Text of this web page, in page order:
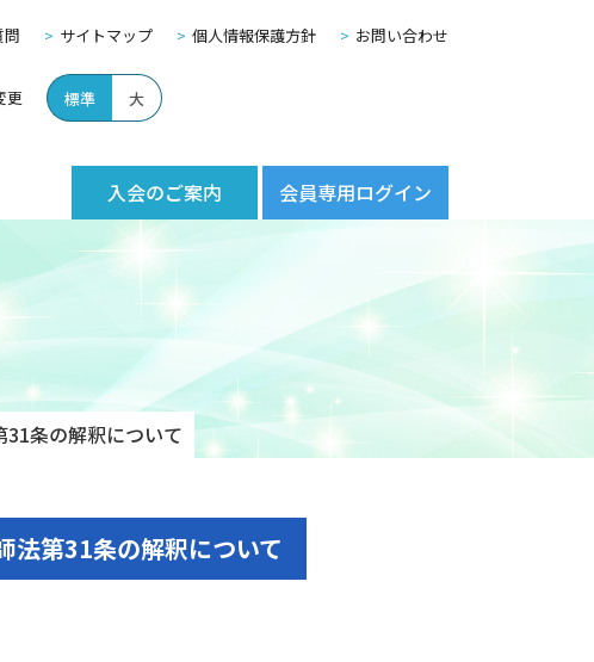
問 サイトマップ 個人情報保護方針 お問い合わせ
更 標準 大
入会のご案内 会員専用ログイン
31条の解釈について
法第31条の解釈について